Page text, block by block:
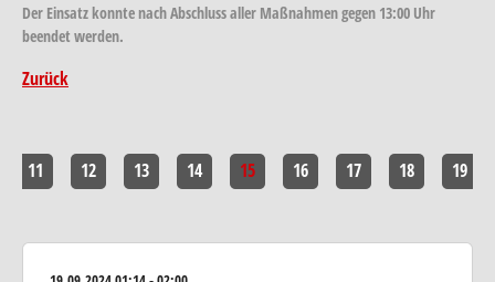
Der Einsatz konnte nach Abschluss aller Maßnahmen gegen 13:00 Uhr
beendet werden.
Zurück
11 12 13 14 15 16 17 18 19